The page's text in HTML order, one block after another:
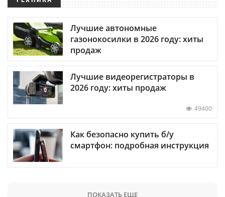
Лучшие автономные
газонокосилки в 2026 году: хиты
продаж
Лучшие видеорегистраторы в
2026 году: хиты продаж
49400
Как безопасно купить б/у
смартфон: подробная инструкция
ПОКАЗАТЬ ЕЩЕ